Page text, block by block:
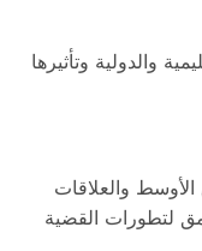
والدولية وتأثيرها
والعلاقات
لتطورات القضية